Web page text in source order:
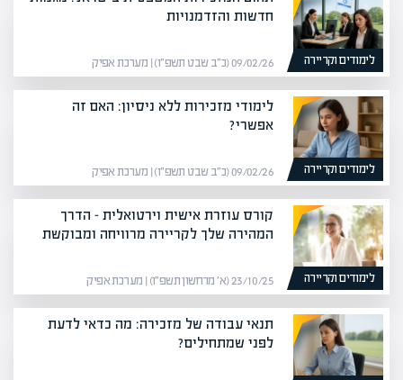
לימודים וקריירה
חדשות והזדמנויות
09/02/26 (כ״ב שבט תשפ״ו) | מערכת אפיק
לימודים וקריירה
לימודי מזכירות ללא ניסיון: האם זה
אפשרי?
09/02/26 (כ״ב שבט תשפ״ו) | מערכת אפיק
לימודים וקריירה
קורס עוזרת אישית וירטואלית – הדרך
המהירה שלך לקריירה מרוויחה ומבוקשת
23/10/25 (א׳ מרחשון תשפ״ו) | מערכת אפיק
תנאי עבודה של מזכירה: מה כדאי לדעת
לפני שמתחילים?